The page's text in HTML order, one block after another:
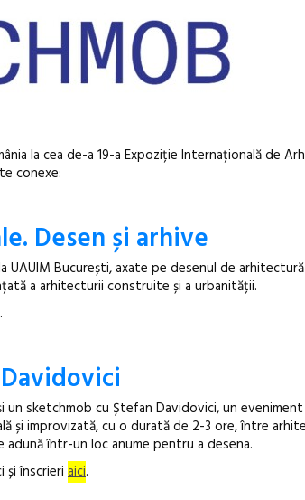
la cea de-a 19-a Expoziție Internațională de
conexe:
Desen și arhive
UAUIM București, axate pe desenul de
a arhitecturii construite și a urbanității.
.
un sketchmob cu Ștefan Davidovici, un
și improvizată, cu o durată de 2-3 ore, între
într-un loc anume pentru a desena.
înscrieri aici.